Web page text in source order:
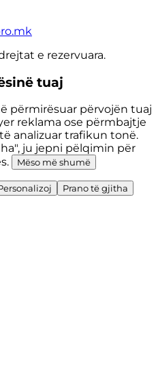
e rezervuara.
tuaj
përmirësuar përvojën tuaj
reklama ose përmbajtje
analizuar trafikun tonë.
ju jepni pëlqimin për
Mëso më shumë
Prano të gjitha